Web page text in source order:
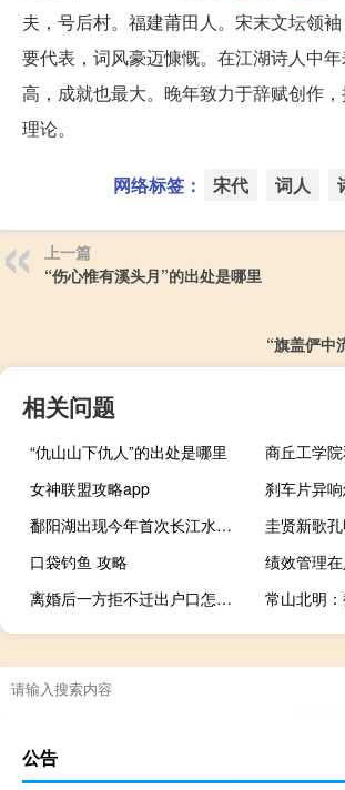
夫，号后村。福建莆田人。宋末文坛领
要代表，词风豪迈慷慨。在江湖诗人中
高，成就也最大。晚年致力于辞赋创作
理论。
网络标签： 宋代 词人
上一篇
“伤心惟有溪头月”的出处是哪里
“旗盖俨中
相关问题
“仇山山下仇人”的出处是哪里
商丘工学
女神联盟攻略app
刹车片异
鄱阳湖出现今年首次长江水倒灌
口袋钓鱼 攻略
离婚后一方拒不迁出户口怎么办
公告